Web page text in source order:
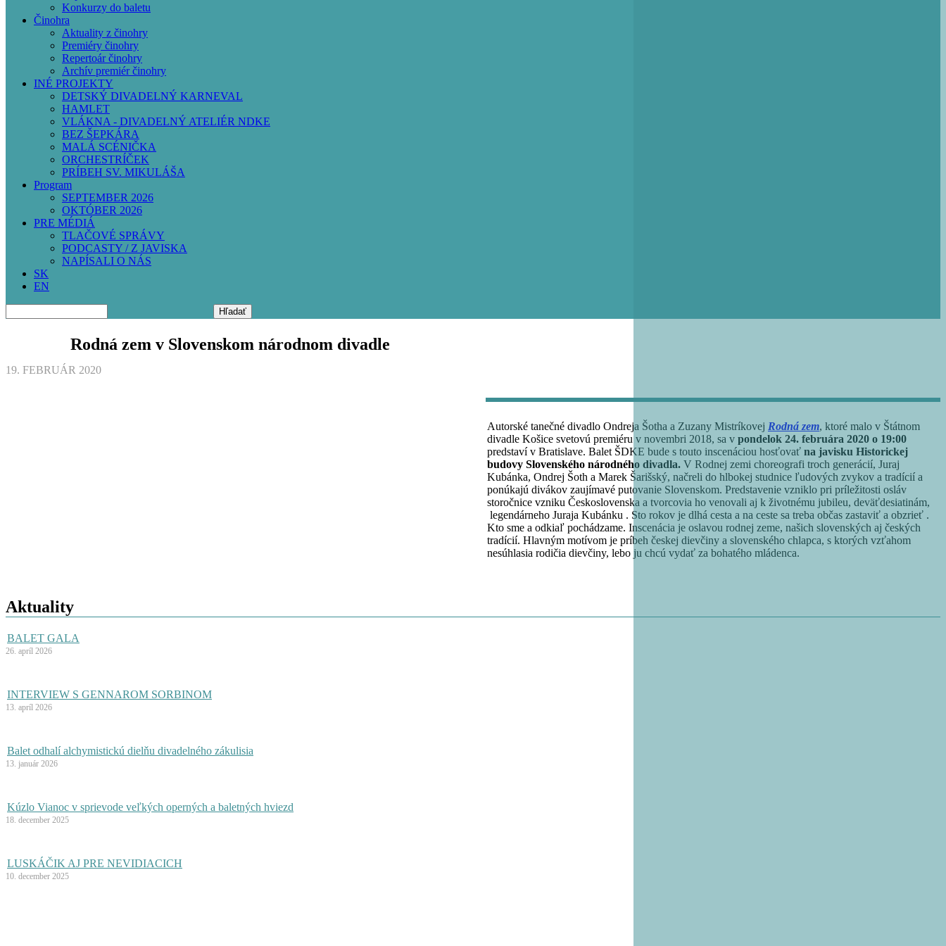
Konkurzy do baletu
Činohra
Aktuality z činohry
Premiéry činohry
Repertoár činohry
Archív premiér činohry
INÉ PROJEKTY
DETSKÝ DIVADELNÝ KARNEVAL
HAMLET
VLÁKNA - DIVADELNÝ ATELIÉR NDKE
BEZ ŠEPKÁRA
MALÁ SCÉNIČKA
ORCHESTRÍČEK
PRÍBEH SV. MIKULÁŠA
Program
SEPTEMBER 2026
OKTÓBER 2026
PRE MÉDIÁ
TLAČOVÉ SPRÁVY
PODCASTY / Z JAVISKA
NAPÍSALI O NÁS
SK
EN
Rodná zem v Slovenskom národnom divadle
19. FEBRUÁR 2020
Autorské tanečné divadlo Ondreja Šotha a Zuzany Mistríkovej Rodná zem, ktoré malo v Štátnom
divadle Košice svetovú premiéru v novembri 2018, sa v pondelok 24. februára 2020 o 19:00
predstaví v Bratislave. Balet ŠDKE bude s touto inscenáciou hosťovať na javisku Historickej
budovy Slovenského národného divadla. V Rodnej zemi choreografi troch generácií, Juraj
Kubánka, Ondrej Šoth a Marek Šarišský, načreli do hlbokej studnice ľudových zvykov a tradícií a
ponúkajú divákov zaujímavé putovanie Slovenskom. Predstavenie vzniklo pri príležitosti osláv
storočnice vzniku Československa a tvorcovia ho venovali aj k životnému jubileu, deväťdesiatinám,
legendárneho Juraja Kubánku . Sto rokov je dlhá cesta a na ceste sa treba občas zastaviť a obzrieť .
Kto sme a odkiaľ pochádzame. Inscenácia je oslavou rodnej zeme, našich slovenských aj českých
tradícií. Hlavným motívom je príbeh českej dievčiny a slovenského chlapca, s ktorých vzťahom
nesúhlasia rodičia dievčiny, lebo ju chcú vydať za bohatého mládenca.
Aktuality
BALET GALA
26. apríl 2026
INTERVIEW S GENNAROM SORBINOM
13. apríl 2026
Balet odhalí alchymistickú dielňu divadelného zákulisia
13. január 2026
Kúzlo Vianoc v sprievode veľkých operných a baletných hviezd
18. december 2025
LUSKÁČIK AJ PRE NEVIDIACICH
10. december 2025